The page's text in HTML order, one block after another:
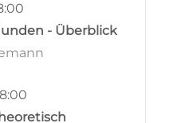
- Überblick